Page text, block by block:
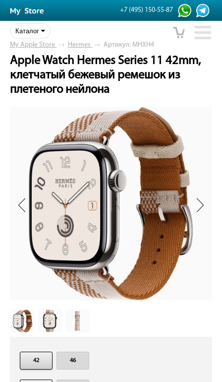
+7 (495) 150-55-87
Каталог
My Apple Store → Hermes → Артикул: MHXH4
Apple Watch Hermes Series 11 42mm,
клетчатый бежевый ремешок из
плетеного нейлона
42 46